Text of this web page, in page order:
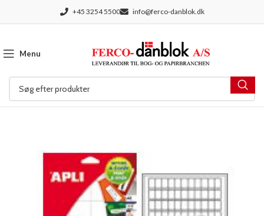
+45 3254 5500 info@ferco-danblok.dk
Menu